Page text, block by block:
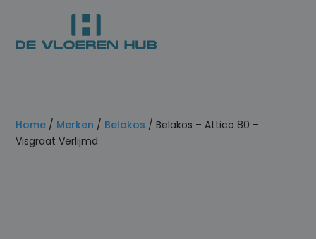
Home / Merken / Belakos / Belakos – Attico 80 –
Visgraat Verlijmd